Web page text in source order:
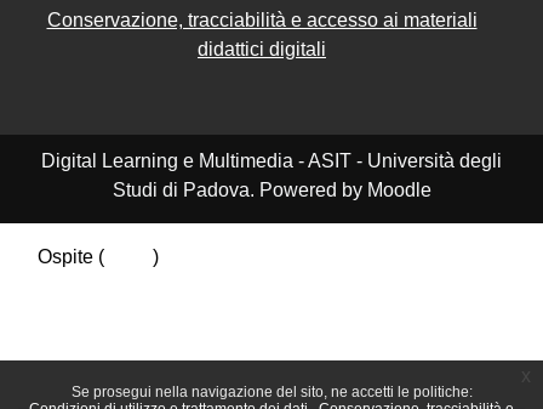
Se prosegui nella navigazione del sito, ne accetti le politiche:
Conservazione, tracciabilità e accesso ai materiali
didattici digitali
Digital Learning e Multimedia - ASIT - Università degli
Studi di Padova. Powered by Moodle
Ospite (
)